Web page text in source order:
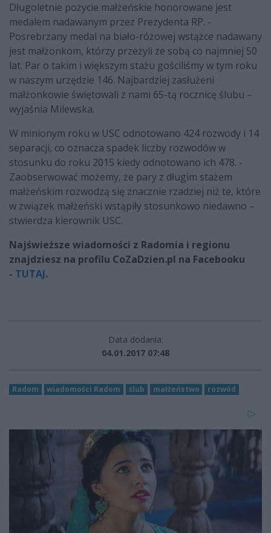
Długoletnie pożycie małżeńskie honorowane jest
medalem nadawanym przez Prezydenta RP. -
Posrebrzany medal na biało-różowej wstążce nadawany
jest małżonkom, którzy przeżyli ze sobą co najmniej 50
lat. Par o takim i większym stażu gościliśmy w tym roku
w naszym urzędzie 146. Najbardziej zasłużeni
małżonkowie świętowali z nami 65-tą rocznicę ślubu –
wyjaśnia Milewska.
W minionym roku w USC odnotowano 424 rozwody i 14
separacji, co oznacza spadek liczby rozwodów w
stosunku do roku 2015 kiedy odnotowano ich 478. -
Zaobserwować możemy, że pary z długim stażem
małżeńskim rozwodzą się znacznie rzadziej niż te, które
w związek małżeński wstąpiły stosunkowo niedawno –
stwierdza kierownik USC.
Najświeższe wiadomości z Radomia i regionu
znajdziesz na profilu CoZaDzien.pl na Facebooku
- TUTAJ.
Data dodania:
04.01.2017 07:48
Radom wiadomości Radom ślub małżeństwo rozwód